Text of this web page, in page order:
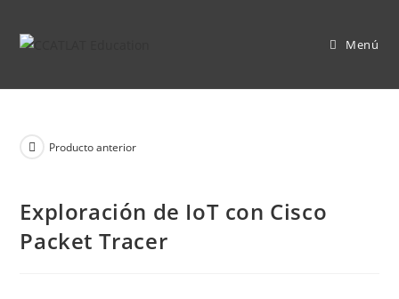
Menú
Producto anterior
Exploración de IoT con Cisco
Packet Tracer